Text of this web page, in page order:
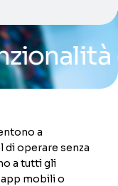
a
di operare senza
a tutti gli
mobili o